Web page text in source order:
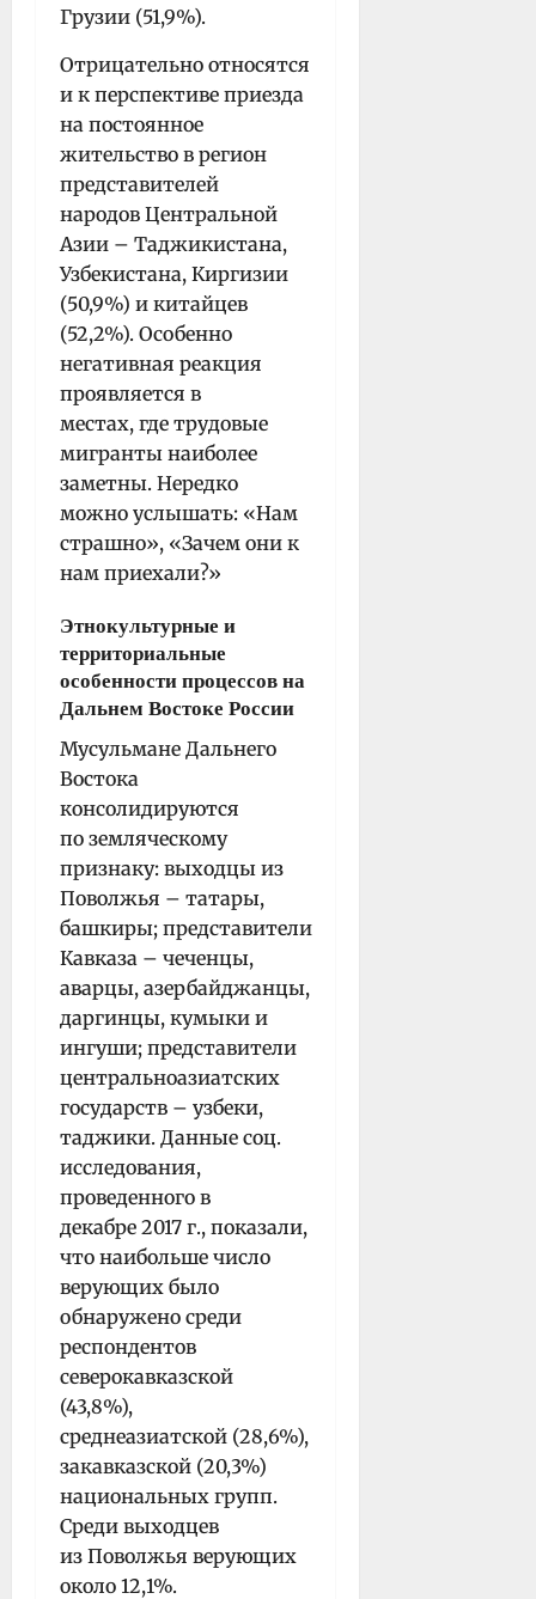
Грузии (51,9%).
Отрицательно относятся
и к перспективе приезда
на постоянное
жительство в регион
представителей
народов Центральной
Азии – Таджикистана,
Узбекистана, Киргизии
(50,9%) и китайцев
(52,2%). Особенно
негативная реакция
проявляется в
местах, где трудовые
мигранты наиболее
заметны. Нередко
можно услышать: «Нам
страшно», «Зачем они к
нам приехали?»
Этнокультурные и
территориальные
особенности процессов на
Дальнем Востоке России
Мусульмане Дальнего
Востока
консолидируются
по земляческому
признаку: выходцы из
Поволжья – татары,
башкиры; представители
Кавказа – чеченцы,
аварцы, азербайджанцы,
даргинцы, кумыки и
ингуши; представители
центральноазиатских
государств – узбеки,
таджики. Данные соц.
исследования,
проведенного в
декабре 2017 г., показали,
что наибольше число
верующих было
обнаружено среди
респондентов
северокавказской
(43,8%),
среднеазиатской (28,6%),
закавказской (20,3%)
национальных групп.
Среди выходцев
из Поволжья верующих
около 12,1%.